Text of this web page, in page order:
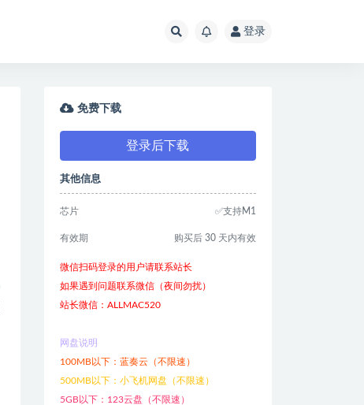
登录
免费下载
登录后下载
其他信息
芯片 ✅支持M1
有效期 购买后 30 天内有效
微信扫码登录的用户请联系站长
如果遇到问题联系微信（夜间勿扰）
站长微信：ALLMAC520
网盘说明
100MB以下：蓝奏云（不限速）
500MB以下：小飞机网盘（不限速）
5GB以下：123云盘（不限速）